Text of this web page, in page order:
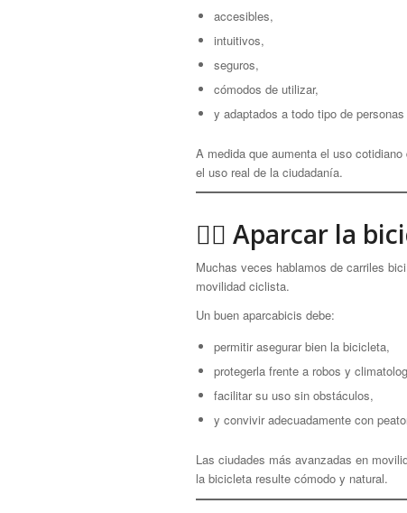
accesibles,
intuitivos,
seguros,
cómodos de utilizar,
y adaptados a todo tipo de
A medida que aumenta el uso
el uso real de la ciudadanía.
🚴‍♀️ Aparcar la
Muchas veces hablamos de carriles
movilidad ciclista.
Un buen aparcabicis debe:
permitir asegurar bien la bicicleta,
protegerla frente a robos y
facilitar su uso sin obstáculos,
y convivir adecuadamente con
Las ciudades más avanzadas en
la bicicleta resulte cómodo y natural.